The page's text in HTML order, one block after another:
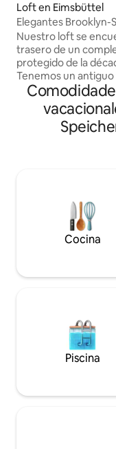
Loft en Eimsbüttel
Elegantes Brooklyn-
Herzen Hamburgs
Nuestro loft se
trasero de un
protegido de la
Tenemos un
luz con mucha
metal y roble de alta calidad.
- techos de 5 m de
abierta totalmente
Los huéspedes
a disposición de
como persona de contacto.
ciudad, a menos de
tranquilo y seguro,
restaurantes se
Hoheluftbrücke (U3)
para casi justo
Cocina
Piscina